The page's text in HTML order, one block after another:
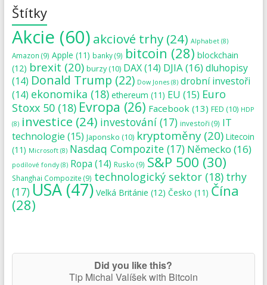
Štítky
Akcie (60) akciové trhy(24) Alphabet(8)
Amazon (9) Apple (11) banky(9) bitcoin (28) blockchain
(12) brexit (20) burzy(10) DAX(14) DJIA (16)dluhopisy
(14) Donald Trump (22) Dow Jones(8) drobní investoři
(14) ekonomika (18) ethereum (11) EU (15) Euro
Stoxx 50(18) Evropa (26) Facebook (13) FED (10) HDP
(8) investice (24) investování(17) investoři (9) IT
technologie (15) Japonsko (10) kryptoměny(20) Litecoin
(11) Microsoft(8) Nasdaq Compozite(17) Německo (16)
podílové fondy(8) Ropa (14) Rusko (9) S&P 500 (30)
Shanghai Compozite (9) technologický sektor(18) trhy
(17)USA(47) Velká Británie (12) Česko (11) Čína
(28)
Did you like this?
Tip Michal Valíšek with Bitcoin